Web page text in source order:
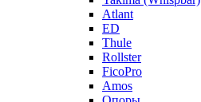
Atlant
ED
Thule
Rollster
FicoPro
Amos